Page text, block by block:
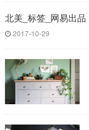
北美_标签_网易出品
2017-10-29